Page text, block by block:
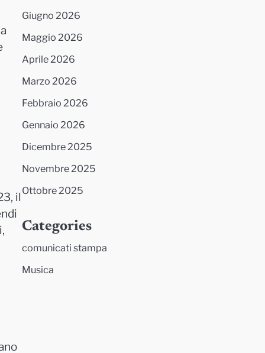
il
Giugno 2026
Maggio 2026
Aprile 2026
Marzo 2026
Febbraio 2026
Gennaio 2026
Dicembre 2025
Novembre 2025
Ottobre 2025
Categories
comunicati stampa
Musica